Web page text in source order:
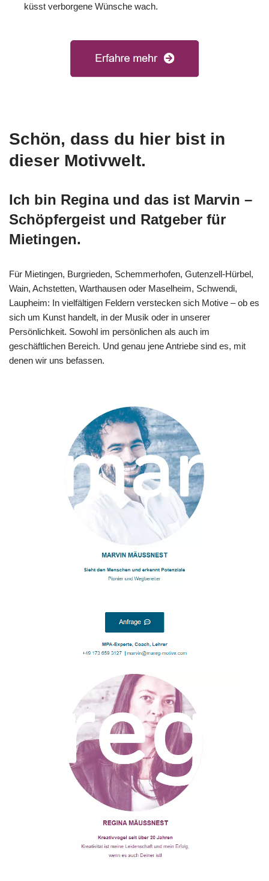
küsst verborgene Wünsche wach.
Schön, dass du hier bist in
dieser Motivwelt.
Ich bin Regina und das ist Marvin –
Schöpfergeist und Ratgeber für
Mietingen.
Für Mietingen, Burgrieden, Schemmerhofen, Gutenzell-Hürbel,
Wain, Achstetten, Warthausen oder Maselheim, Schwendi,
Laupheim: In vielfältigen Feldern verstecken sich Motive – ob es
sich um Kunst handelt, in der Musik oder in unserer
Persönlichkeit. Sowohl im persönlichen als auch im
geschäftlichen Bereich. Und genau jene Antriebe sind es, mit
denen wir uns befassen.